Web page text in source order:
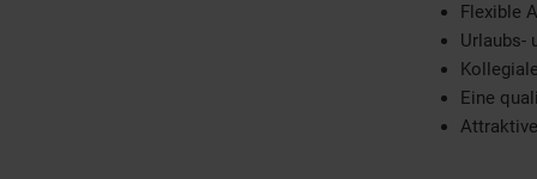
Flexible
Urlaubs-
Eine